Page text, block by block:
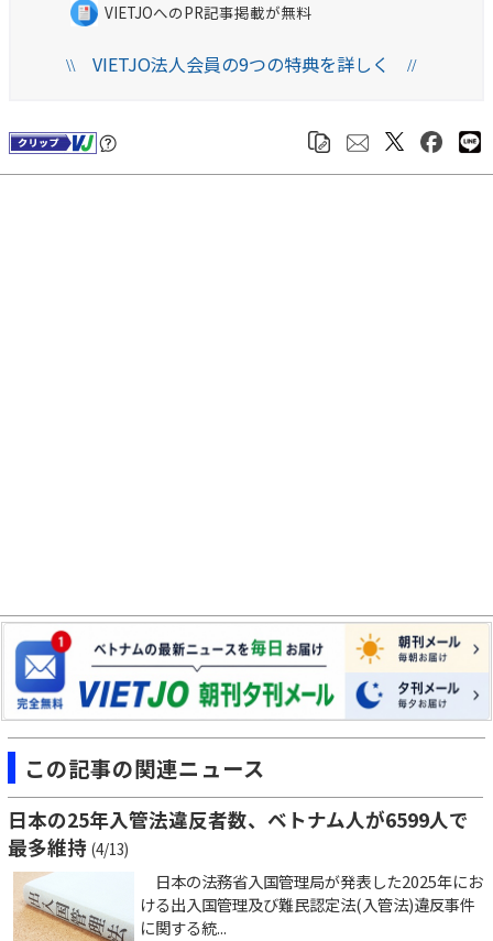
VIETJOへのPR記事掲載が無料
\\VIETJO法人会員の9つの特典を詳しく //
この記事の関連ニュース
日本の25年入管法違反者数、ベトナム人が6599人で
最多維持 (4/13)
日本の法務省入国管理局が発表した2025年にお
ける出入国管理及び難民認定法(入管法)違反事件
に関する統...